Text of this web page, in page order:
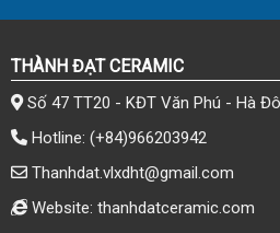
THÀNH ĐẠT CERAMIC
Số 47 TT20 - KĐT Văn Phú - Hà
Hotline: (+84)966203942
Thanhdat.vlxdht@gmail.com
Website: thanhdatceramic.com